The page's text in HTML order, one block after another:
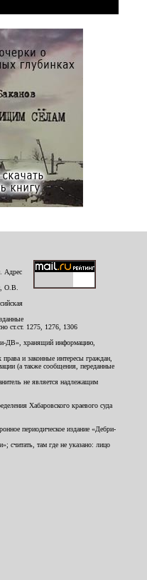
Адрес
О.В.
ст.ст. 1275, 1276, 1306
ДВ», хранящий информацию,
и законные интересы граждан,
(а также сообщения, переданные
не является надлежащим
Хабаровского краевого суда
периодическое издание «Дебри-
считать, там где не указано: лицо